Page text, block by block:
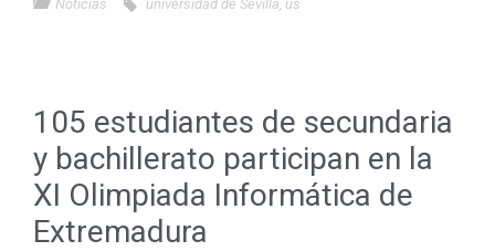
Noticias universidad de Sevilla us
105 estudiantes de secundaria
y bachillerato participan en la
XI Olimpiada Informática de
Extremadura